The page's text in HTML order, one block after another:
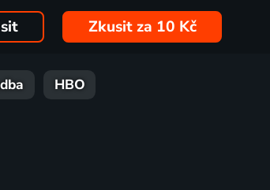
Zkusit za 10 Kč
HBO